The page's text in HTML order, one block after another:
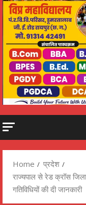
Home
प्रदेश
राज्यपाल से रेड क्रॉस
गतिविधियों की दी जानकारी